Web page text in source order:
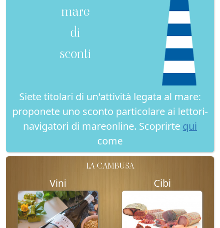
mare
di
sconti
Siete titolari di un'attività legata al mare:
proponete uno sconto particolare ai lettori-
navigatori di mareonline. Scoprirte qui
come
LA CAMBUSA
Vini Cibi